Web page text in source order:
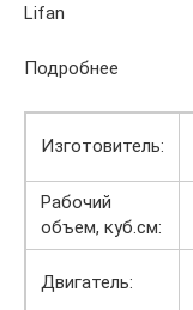
Lifan
Подробнее
Изготовитель:
Рабочий
объем, куб.см:
Двигатель: